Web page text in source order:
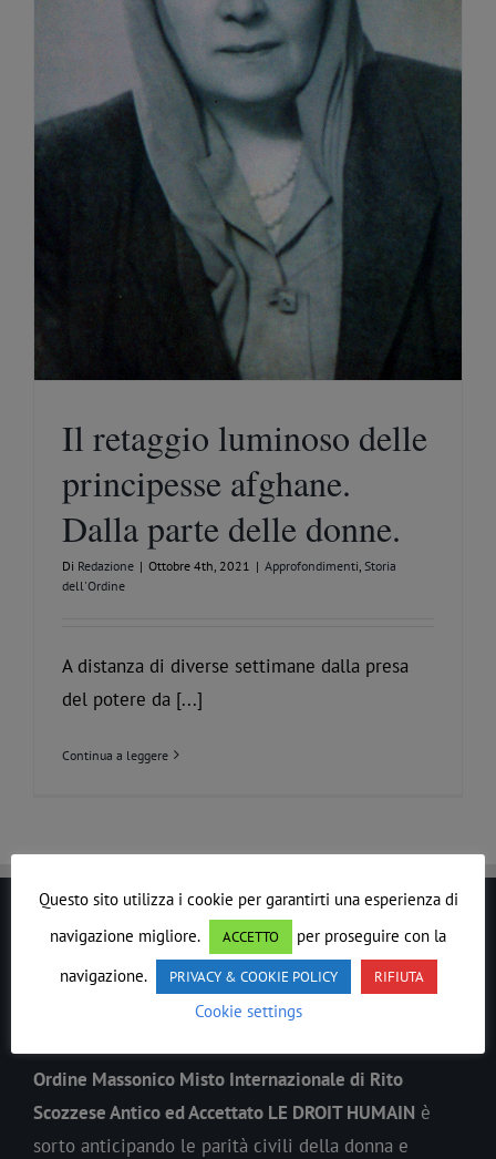
Il retaggio luminoso delle
principesse afghane.
Dalla parte delle donne.
Di Redazione | Ottobre 4th, 2021 | Approfondimenti Storia
dell'Ordine
A distanza di diverse settimane dalla presa
del potere da [...]
Continua a leggere
LE DROIT HUMAIN
In ogni epoca ilLavoro Massonicosi è evoluto
precedendo lo spirito del suo tempo.
Ordine Massonico Misto Internazionale di Rito
Scozzese Antico ed Accettato LE DROIT HUMAIN è
sorto anticipando le parità civili della donna e
Questo sito utilizza i cookie per garantirti una esperienza di
navigazione migliore.
ACCETTO
per proseguire con la
navigazione.
PRIVACY & COOKIE POLICY RIFIUTA
Cookie settings